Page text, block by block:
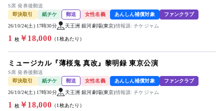
S席 発券後郵送
即決取引
紙チケ 郵送 女性名義 あんしん補償対象 ファンクラブ
26/10/24(土) 17時30分 天王洲 銀河劇場(東京)情報源: チケジャム
1 枚￥18,000 （1枚あたり）
ミュージカル『薄桜鬼 真改』黎明録 東京公演
S席 発券後郵送
即決取引
紙チケ 郵送 女性名義 あんしん補償対象 ファンクラブ
26/10/24(土) 17時30分 天王洲 銀河劇場(東京)情報源: チケジャム
1 枚￥18,000 （1枚あたり）